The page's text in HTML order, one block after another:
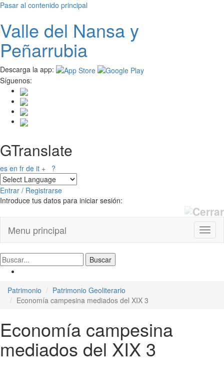
Pasar al contenido principal
Valle del Nansay
Peñarrubia
Descarga la app:
Síguenos:
GTranslate
es en fr de it + ?
Entrar / Registrarse
Introduce tus datos para iniciar sesión:
Menu principal
Patrimonio
Patrimonio Geoliterario
Economía campesina mediados del XIX 3
Economía campesina
mediados del XIX 3